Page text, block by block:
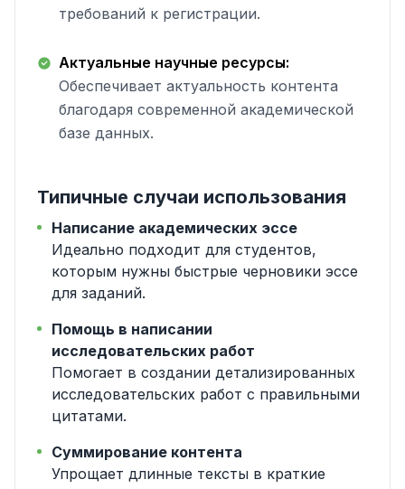
требований к регистрации.
Актуальные научные ресурсы:
Обеспечивает актуальность контента
благодаря современной академической
базе данных.
Типичные случаи использования
Написание академических эссе
Идеально подходит для студентов,
которым нужны быстрые черновики эссе
для заданий.
Помощь в написании
исследовательских работ
Помогает в создании детализированных
исследовательских работ с правильными
цитатами.
Суммирование контента
Упрощает длинные тексты в краткие